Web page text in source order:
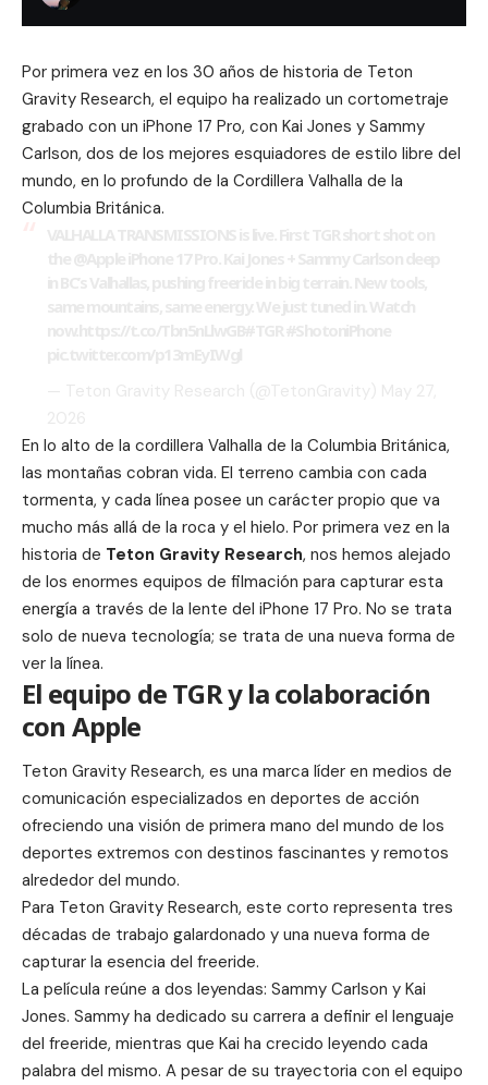
Por primera vez en los 30 años de historia de Teton
Gravity Research, el equipo ha realizado un cortometraje
grabado con un iPhone 17 Pro, con Kai Jones y Sammy
Carlson, dos de los mejores esquiadores de estilo libre del
mundo, en lo profundo de la Cordillera Valhalla de la
Columbia Británica.
En lo alto de la cordillera Valhalla de la Columbia Británica,
las montañas cobran vida. El terreno cambia con cada
tormenta, y cada línea posee un carácter propio que va
mucho más allá de la roca y el hielo. Por primera vez en la
historia de Teton Gravity Research, nos hemos alejado
de los enormes equipos de filmación para capturar esta
energía a través de la lente del iPhone 17 Pro. No se trata
solo de nueva tecnología; se trata de una nueva forma de
ver la línea.
El equipo de TGR y la colaboración
con Apple
Teton Gravity Research, es una marca líder en medios de
comunicación especializados en deportes de acción
ofreciendo una visión de primera mano del mundo de los
deportes extremos con destinos fascinantes y remotos
alrededor del mundo.
Para Teton Gravity Research, este corto representa tres
décadas de trabajo galardonado y una nueva forma de
capturar la esencia del freeride.
La película reúne a dos leyendas: Sammy Carlson y Kai
Jones. Sammy ha dedicado su carrera a definir el lenguaje
del freeride, mientras que Kai ha crecido leyendo cada
palabra del mismo. A pesar de su trayectoria con el equipo